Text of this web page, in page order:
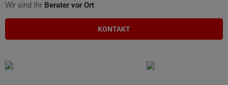
Wir sind Ihr Berater vor Ort
KONTAKT